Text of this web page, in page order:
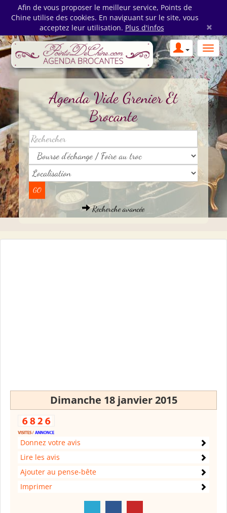
Afin de vous proposer le meilleur service, Points de
Chine utilise des cookies. En naviguant sur le site, vous
acceptez leur utilisation. Plus d'infos ×
Agenda Vide Grenier Et
Brocante
Recherche avancée
Dimanche 18 janvier 2015
Donnez votre avis
Lire les avis
Ajouter au pense-bête
Imprimer